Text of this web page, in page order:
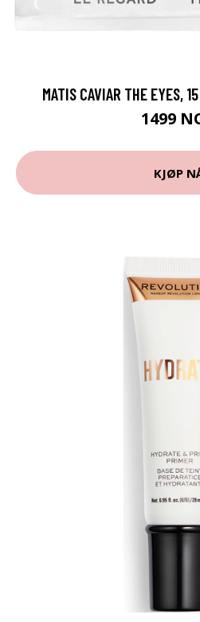
MATIS CAVIAR THE EYES,
1499
KJØP